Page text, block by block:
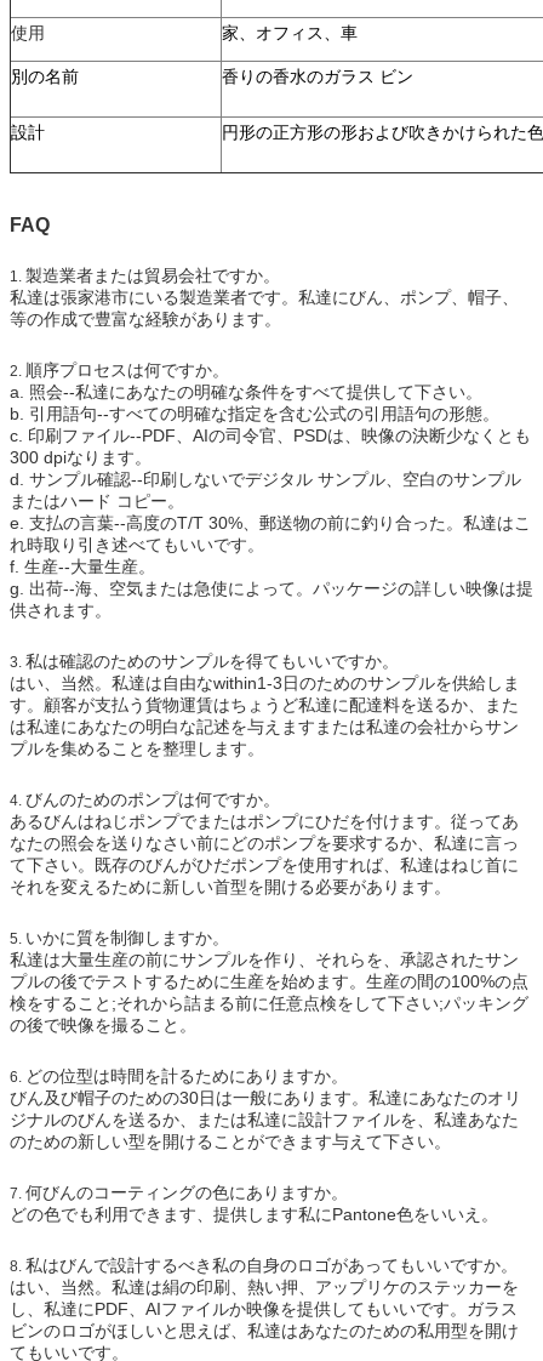
使用 家、オフィス、車
別の名前 香りの香水のガラス ビン
設計 円形の正方形の形および吹きかけられた
FAQ
1. 製造業者または貿易会社ですか。
私達は張家港市にいる製造業者です。私達にびん、ポンプ、帽子、
等の作成で豊富な経験があります。
2. 順序プロセスは何ですか。
a. 照会--私達にあなたの明確な条件をすべて提供して下さい。
b. 引用語句--すべての明確な指定を含む公式の引用語句の形態。
c. 印刷ファイル--PDF、AIの司令官、PSDは、映像の決断少なくとも
300 dpiなります。
d. サンプル確認--印刷しないでデジタル サンプル、空白のサンプル
またはハード コピー。
e. 支払の言葉--高度のT/T 30%、郵送物の前に釣り合った。私達はこ
れ時取り引き述べてもいいです。
f. 生産--大量生産。
g. 出荷--海、空気または急使によって。パッケージの詳しい映像は提
供されます。
3. 私は確認のためのサンプルを得てもいいですか。
はい、当然。私達は自由なwithin1-3日のためのサンプルを供給しま
す。顧客が支払う貨物運賃はちょうど私達に配達料を送るか、また
は私達にあなたの明白な記述を与えますまたは私達の会社からサン
プルを集めることを整理します。
4. びんのためのポンプは何ですか。
あるびんはねじポンプでまたはポンプにひだを付けます。従ってあ
なたの照会を送りなさい前にどのポンプを要求するか、私達に言っ
て下さい。既存のびんがひだポンプを使用すれば、私達はねじ首に
それを変えるために新しい首型を開ける必要があります。
5. いかに質を制御しますか。
私達は大量生産の前にサンプルを作り、それらを、承認されたサン
プルの後でテストするために生産を始めます。生産の間の100%の点
検をすること;それから詰まる前に任意点検をして下さい;パッキング
の後で映像を撮ること。
6. どの位型は時間を計るためにありますか。
びん及び帽子のための30日は一般にあります。私達にあなたのオリ
ジナルのびんを送るか、または私達に設計ファイルを、私達あなた
のための新しい型を開けることができます与えて下さい。
7. 何びんのコーティングの色にありますか。
どの色でも利用できます、提供します私にPantone色をいいえ。
8. 私はびんで設計するべき私の自身のロゴがあってもいいですか。
はい、当然。私達は絹の印刷、熱い押、アップリケのステッカーを
し、私達にPDF、AIファイルか映像を提供してもいいです。ガラス
ビンのロゴがほしいと思えば、私達はあなたのための私用型を開け
てもいいです。